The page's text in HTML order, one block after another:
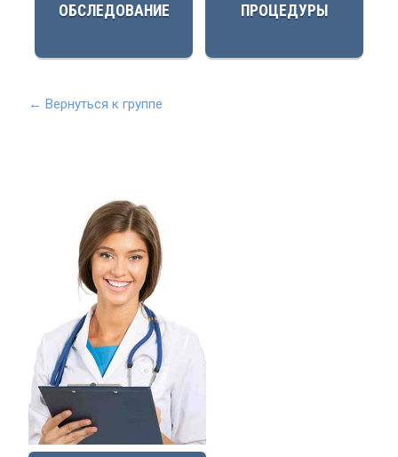
ОБСЛЕДОВАНИЕ
ПРОЦЕДУРЫ
← Вернуться к группе